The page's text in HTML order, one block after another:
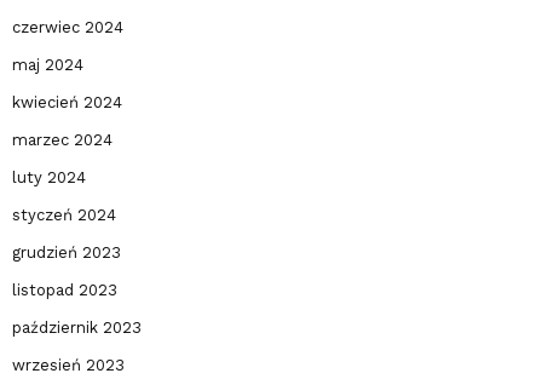
czerwiec 2024
maj 2024
kwiecień 2024
marzec 2024
luty 2024
styczeń 2024
grudzień 2023
listopad 2023
październik 2023
wrzesień 2023